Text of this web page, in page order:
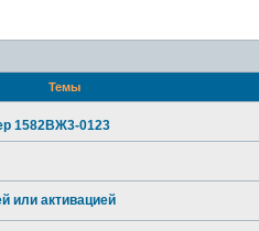
Темы
1582ВЖ3-0123
или активацией